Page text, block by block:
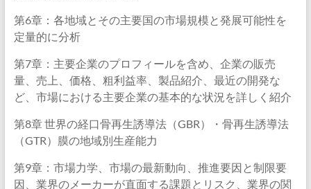
第6章：各地域とその主要国の市場規模と発展可能性を
定量的に分析
第7章：主要企業のプロフィールを含め、企業の販売
量、売上、価格、粗利益率、製品紹介、最近の開発な
ど、市場における主要企業の基本的な状況を詳しく紹介
第8章 世界の経口骨再生誘導法（GBR）・骨再生誘導法
（GTR）膜の地域別生産能力
第9章：市場力学、市場の最新動向、推進要因と制限要
因、業界のメーカーが直面する課題とリスク、業界の関